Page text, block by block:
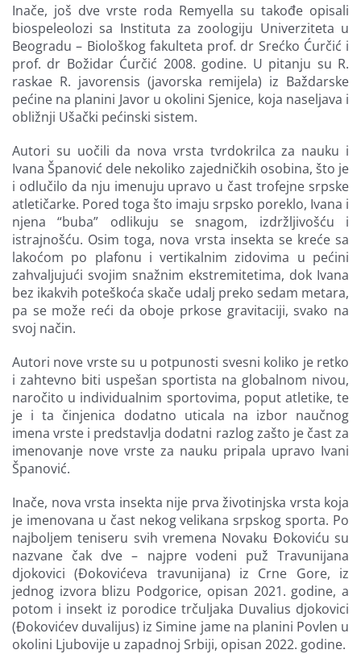
Inače, još dve vrste roda Remyella su takođe opisali
biospeleolozi sa Instituta za zoologiju Univerziteta u
Beogradu – Biološkog fakulteta prof. dr Srećko Ćurčić i
prof. dr Božidar Ćurčić 2008. godine. U pitanju su R.
raskae R. javorensis (javorska remijela) iz Baždarske
pećine na planini Javor u okolini Sjenice, koja naseljava i
obližnji Ušački pećinski sistem.
Autori su uočili da nova vrsta tvrdokrilca za nauku i
Ivana Španović dele nekoliko zajedničkih osobina, što je
i odlučilo da nju imenuju upravo u čast trofejne srpske
atletičarke. Pored toga što imaju srpsko poreklo, Ivana i
njena “buba” odlikuju se snagom, izdržljivošću i
istrajnošću. Osim toga, nova vrsta insekta se kreće sa
lakoćom po plafonu i vertikalnim zidovima u pećini
zahvaljujući svojim snažnim ekstremitetima, dok Ivana
bez ikakvih poteškoća skače udalj preko sedam metara,
pa se može reći da oboje prkose gravitaciji, svako na
svoj način.
Autori nove vrste su u potpunosti svesni koliko je retko
i zahtevno biti uspešan sportista na globalnom nivou,
naročito u individualnim sportovima, poput atletike, te
je i ta činjenica dodatno uticala na izbor naučnog
imena vrste i predstavlja dodatni razlog zašto je čast za
imenovanje nove vrste za nauku pripala upravo Ivani
Španović.
Inače, nova vrsta insekta nije prva životinjska vrsta koja
je imenovana u čast nekog velikana srpskog sporta. Po
najboljem teniseru svih vremena Novaku Đokoviću su
nazvane čak dve – najpre vodeni puž Travunijana
djokovici (Đokovićeva travunijana) iz Crne Gore, iz
jednog izvora blizu Podgorice, opisan 2021. godine, a
potom i insekt iz porodice trčuljaka Duvalius djokovici
(Đokovićev duvalijus) iz Simine jame na planini Povlen u
okolini Ljubovije u zapadnoj Srbiji, opisan 2022. godine.